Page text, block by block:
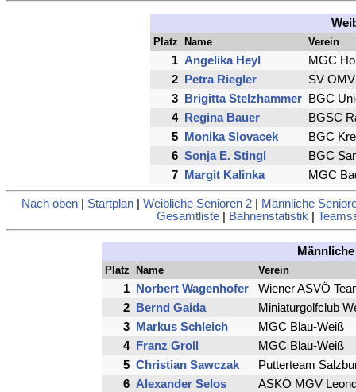
Platz Name Verein
1 Angelika Heyl
MGC
2
Petra Riegler
SV
3
Brigitta Stelzhammer
BGC
4
Regina Bauer
BGSC
5
Monika Slovacek
BGC
6 Sonja E. Stingl
BGC
7
Margit Kalinka MGC
Nach oben Startplan Weibliche Senioren 2
Männliche
Gesamtliste| Bahnenstatistik|
Platz Name Verein
1 Norbert Wagenhofer
Wiener ASVÖ
2
Bernd Gaida
Miniaturgolfclub
3
Markus Schleich
MGC Blau-Weiß
4
Franz Groll
MGC Blau-Weiß
5 Christian Sawczak
Putterteam
6 Alexander Selos
ASKÖ MGV